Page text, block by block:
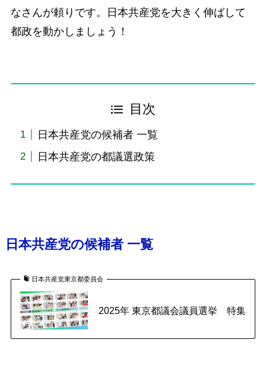
なさんが頼りです。日本共産党を大きく伸ばして
都政を動かしましょう！
目次
日本共産党の候補者 一覧
日本共産党の都議選政策
日本共産党の候補者 一覧
日本共産党東京都委員会
2025年 東京都議会議員選挙 特集